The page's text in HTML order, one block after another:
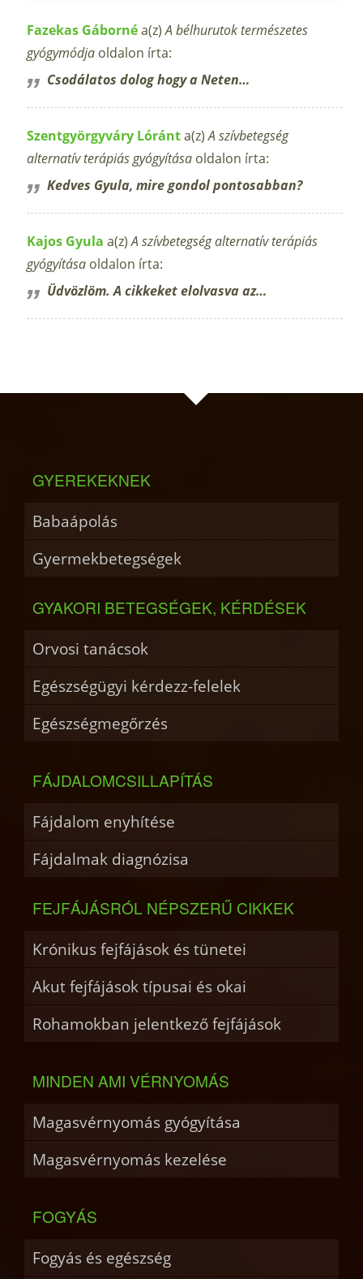
Fazekas Gábornéa(z)A bélhurutok természetes
gyógymódja oldalon írta:
Csodálatos dolog hogy a Neten…
Szentgyörgyváry Lóránta(z)A szívbetegség
alternatív terápiás gyógyítása oldalon írta:
Kedves Gyula, mire gondol pontosabban?
Kajos Gyula a(z)A szívbetegség alternatív terápiás
gyógyítása oldalon írta:
Üdvözlöm. A cikkeket elolvasva az…
GYEREKEKNEK
Babaápolás
Gyermekbetegségek
GYAKORI BETEGSÉGEK, KÉRDÉSEK
Orvosi tanácsok
Egészségügyi kérdezz-felelek
Egészségmegőrzés
FÁJDALOMCSILLAPÍTÁS
Fájdalom enyhítése
Fájdalmak diagnózisa
FEJFÁJÁSRÓL NÉPSZERŰ CIKKEK
Krónikus fejfájások és tünetei
Akut fejfájások típusai és okai
Rohamokban jelentkező fejfájások
MINDEN AMI VÉRNYOMÁS
Magasvérnyomás gyógyítása
Magasvérnyomás kezelése
FOGYÁS
Fogyás és egészség